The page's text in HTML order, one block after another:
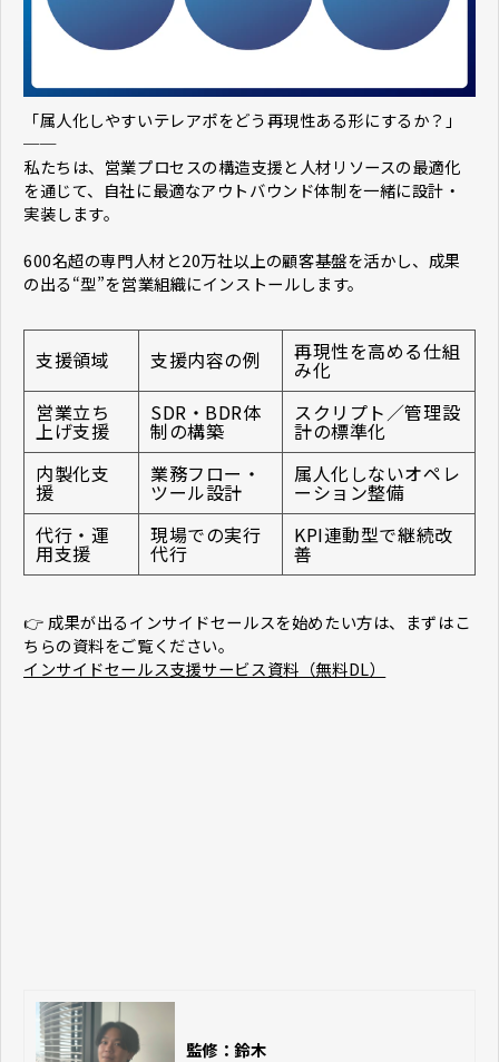
「属人化しやすいテレアポをどう再現性ある形にするか？」
──
私たちは、営業プロセスの構造支援と人材リソースの最適化
を通じて、自社に最適なアウトバウンド体制を一緒に設計・
実装します。
600名超の専門人材と20万社以上の顧客基盤を活かし、成果
の出る“型”を営業組織にインストールします。
支援領域 支援内容の例 再現性を高める仕組
み化
営業立ち
上げ支援
SDR・BDR体
制の構築
スクリプト／管理設
計の標準化
内製化支
援
業務フロー・
ツール設計
属人化しないオペレ
ーション整備
代行・運
用支援
現場での実行
代行
KPI連動型で継続改
善
👉 成果が出るインサイドセールスを始めたい方は、まずはこ
ちらの資料をご覧ください。
インサイドセールス支援サービス資料（無料DL）
監修：鈴木